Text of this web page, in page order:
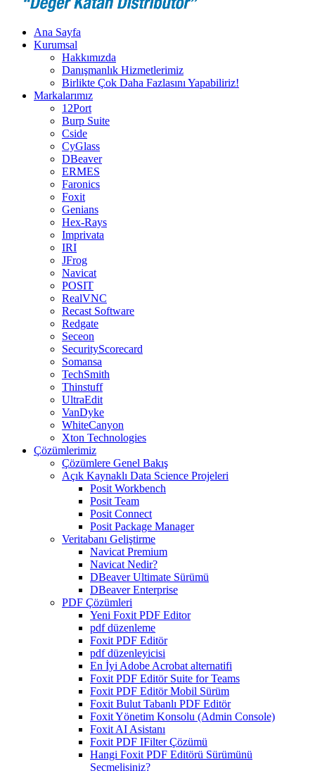
Ana Sayfa
Kurumsal
Hakkımızda
Danışmanlık Hizmetlerimiz
Birlikte Çok Daha Fazlasını Yapabiliriz!
Markalarımız
12Port
Burp Suite
Cside
CyGlass
DBeaver
ERMES
Faronics
Foxit
Genians
Hex-Rays
Imprivata
IRI
JFrog
Navicat
POSIT
RealVNC
Recast Software
Redgate
Seceon
SecurityScorecard
Somansa
TechSmith
Thinstuff
UltraEdit
VanDyke
WhiteCanyon
Xton Technologies
Çözümlerimiz
Çözümlere Genel Bakış
Açık Kaynaklı Data Science Projeleri
Posit Workbench
Posit Team
Posit Connect
Posit Package Manager
Veritabanı Geliştirme
Navicat Premium
Navicat Nedir?
DBeaver Ultimate Sürümü
DBeaver Enterprise
PDF Çözümleri
Yeni Foxit PDF Editor
pdf düzenleme
Foxit PDF Editör
pdf düzenleyicisi
En İyi Adobe Acrobat alternatifi
Foxit PDF Editör Suite for Teams
Foxit PDF Editör Mobil Sürüm
Foxit Bulut Tabanlı PDF Editör
Foxit Yönetim Konsolu (Admin Console)
Foxit AI Asistanı
Foxit PDF IFilter Çözümü
Hangi Foxit PDF Editörü Sürümünü
Seçmelisiniz?